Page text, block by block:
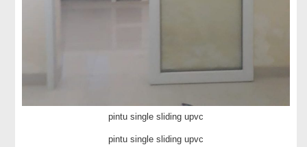
pintu single sliding upvc
pintu single sliding upvc